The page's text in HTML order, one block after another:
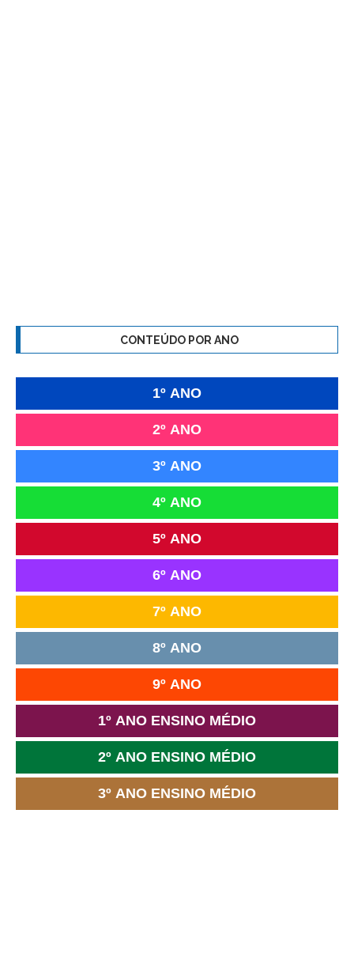
CONTEÚDO POR ANO
1º ANO
2º ANO
3º ANO
4º ANO
5º ANO
6º ANO
7º ANO
8º ANO
9º ANO
1º ANO ENSINO MÉDIO
2º ANO ENSINO MÉDIO
3º ANO ENSINO MÉDIO